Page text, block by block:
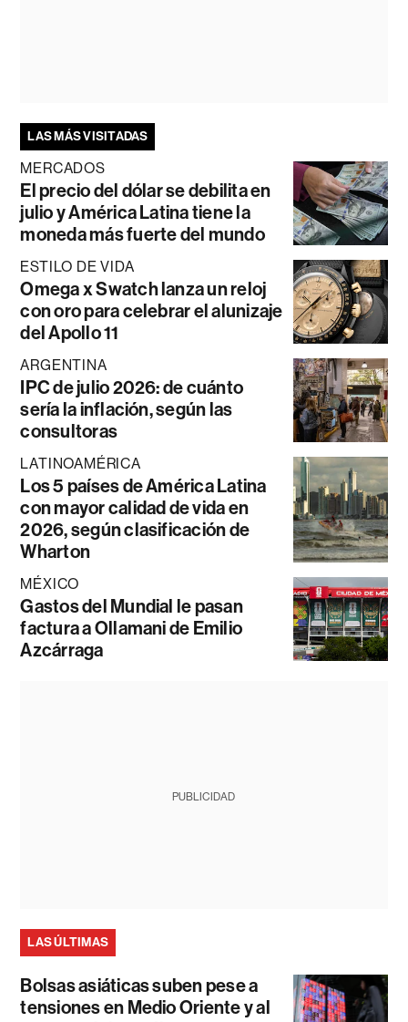
LAS MÁS VISITADAS
MERCADOS
El precio del dólar se debilita en
julio y América Latina tiene la
moneda más fuerte del mundo
ESTILO DE VIDA
Omega x Swatch lanza un reloj
con oro para celebrar el alunizaje
del Apollo 11
ARGENTINA
IPC de julio 2026: de cuánto
sería la inflación, según las
consultoras
LATINOAMÉRICA
Los 5 países de América Latina
con mayor calidad de vida en
2026, según clasificación de
Wharton
MÉXICO
Gastos del Mundial le pasan
factura a Ollamani de Emilio
Azcárraga
PUBLICIDAD
LAS ÚLTIMAS
Bolsas asiáticas suben pese a
tensiones en Medio Oriente y al